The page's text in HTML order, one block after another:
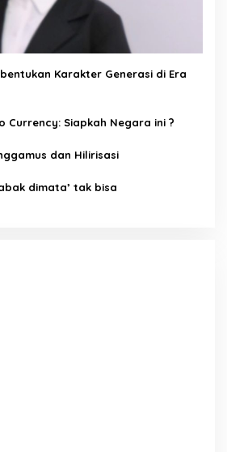
Karakter Generasi di Era
Currency: Siapkah Negara ini ?
dan Hilirisasi
dimata’ tak bisa